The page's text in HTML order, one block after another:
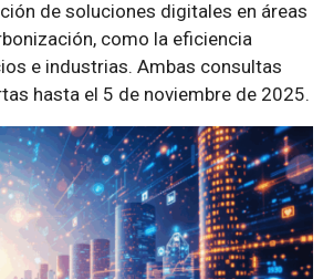
de soluciones digitales en áreas
como la eficiencia
e industrias. Ambas consultas
hasta el 5 de noviembre de 2025.